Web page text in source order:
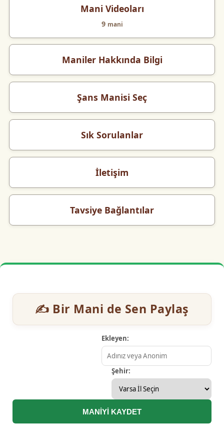
Mani Videoları
9 mani
Maniler Hakkında Bilgi
Şans Manisi Seç
Sık Sorulanlar
İletişim
Tavsiye Bağlantılar
✍️ Bir Mani de Sen Paylaş
Ekleyen:
Şehir:
MANİYİ KAYDET